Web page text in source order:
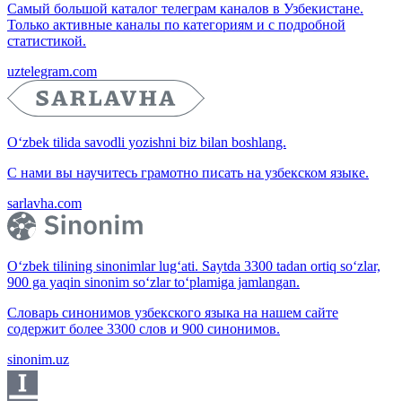
Самый большой каталог телеграм каналов в Узбекистане.
Только активные каналы по категориям и с подробной
статистикой.
uztelegram.com
O‘zbek tilida savodli yozishni biz bilan boshlang.
С нами вы научитесь грамотно писать на узбекском языке.
sarlavha.com
O‘zbek tilining sinonimlar lug‘ati. Saytda 3300 tadan ortiq so‘zlar,
900 ga yaqin sinonim so‘zlar to‘plamiga jamlangan.
Словарь синонимов узбекского языка на нашем сайте
содержит более 3300 слов и 900 синонимов.
sinonim.uz